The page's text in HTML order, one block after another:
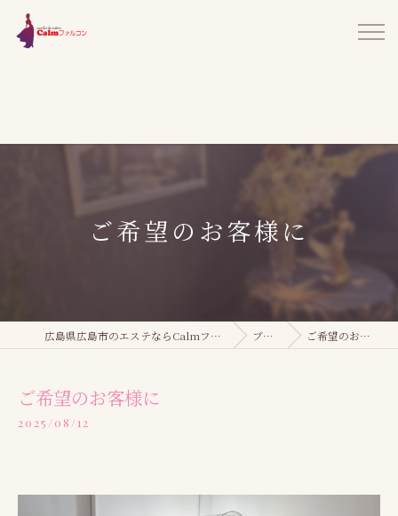
ご希望のお客様に
広島県広島市のエステならCalmファルコン ブログ ご希望のお客様に
ご希望のお客様に
2025/08/12